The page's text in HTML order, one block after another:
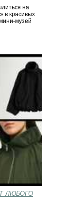
на
в красивых
музей
любого